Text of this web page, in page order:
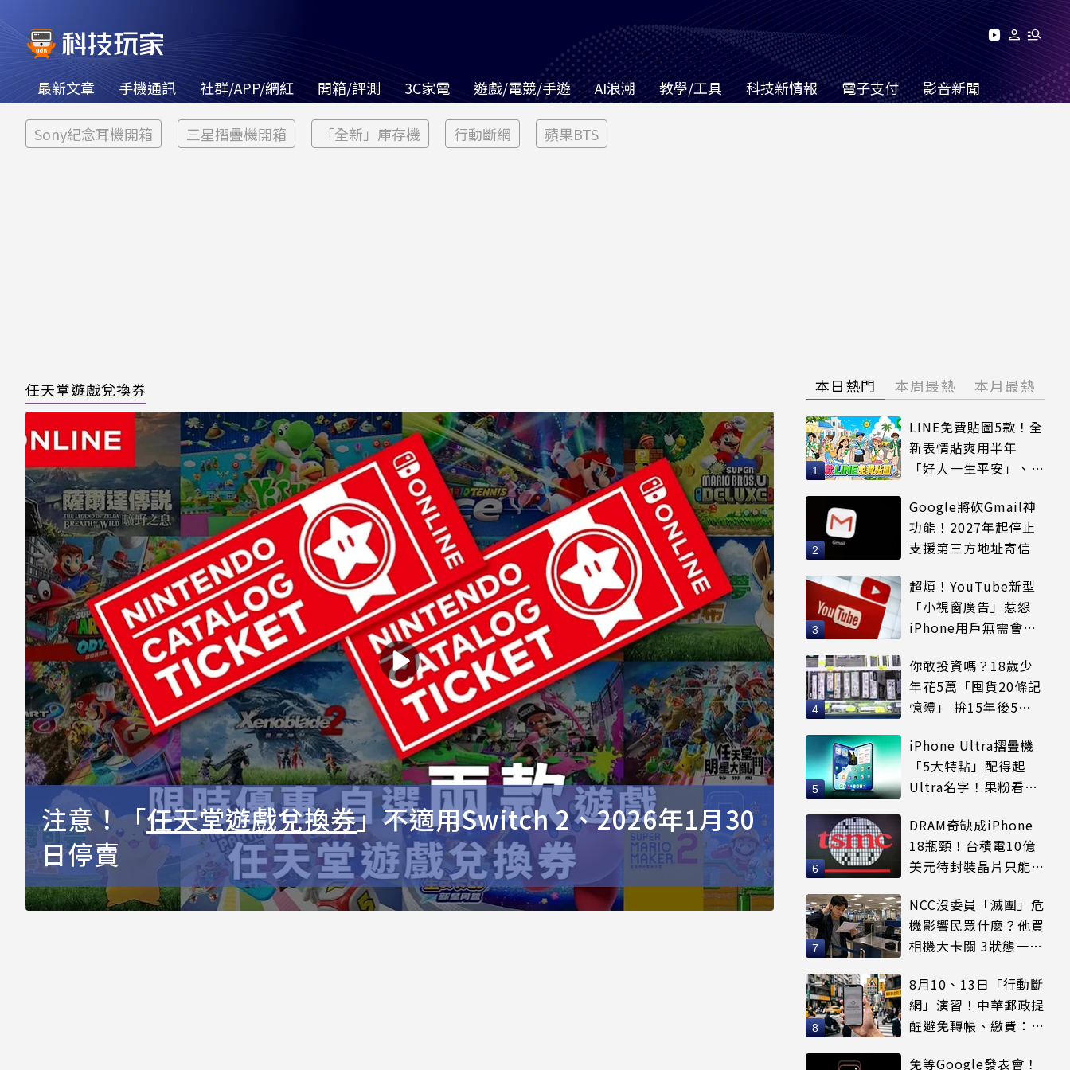
最新文章 手機通訊 社群/APP/網紅 開箱/評測 3C家電 遊戲/電競/手遊 AI浪潮 教學/工具 科技新情報 電子支付 影音新聞
Sony紀念耳機開箱 三星摺疊機開箱 「全新」庫存機 行動斷網 蘋果BTS
任天堂遊戲兌換券
注意！「任天堂遊戲兌換券」不適用Switch 2、2026年1月30
日停賣
本日熱門 本周最熱 本月最熱
LINE免費貼圖5款！全
新表情貼爽用半年
「好人一生平安」、
Google將砍Gmail神
功能！2027年起停止
支援第三方地址寄信
超煩！YouTube新型
「小視窗廣告」惹怨
iPhone用戶無需會員
你敢投資嗎？18歲少
年花5萬「囤貨20條記
憶體」 拚15年後5倍
iPhone Ultra摺疊機
「5大特點」配得起
Ultra名字！果粉看完
DRAM奇缺成iPhone
18瓶頸！台積電10億
美元待封裝晶片只能枯
NCC沒委員「滅團」危
機影響民眾什麼？他買
相機大卡關 3狀態一同
8月10、13日「行動斷
網」演習！中華郵政提
醒避免轉帳、繳費：務
免等Google發表會！